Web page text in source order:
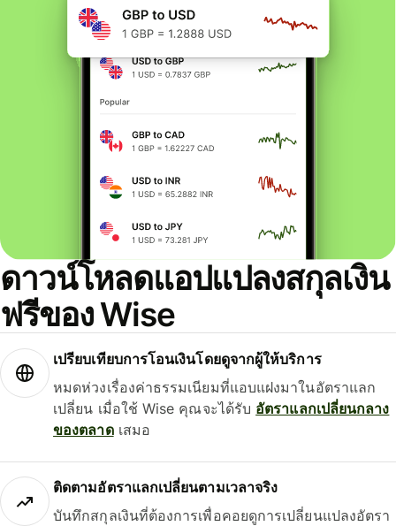
ดาวน์โหลดแอปแปลงสกุลเงิน
ฟรีของ Wise
เปรียบเทียบการโอนเงินโดยดูจากผู้ให้บริการ
หมดห่วงเรื่องค่าธรรมเนียมที่แอบแฝงมาในอัตราแลก
เปลี่ยน เมื่อใช้ Wise คุณจะได้รับ อัตราแลกเปลี่ยนกลาง
ของตลาดเสมอ
ติดตามอัตราแลกเปลี่ยนตามเวลาจริง
บันทึกสกุลเงินที่ต้องการเพื่อคอยดูการเปลี่ยนแปลงอัตรา